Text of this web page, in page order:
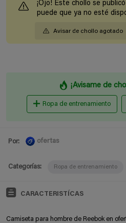
¡Ojo! Este chollo se
puede que ya no esté
Avisar de chollo agotado
¡Avisame de
Ropa de entrenamiento
Por: ofertas
Categorías: Ropa de entrenamiento
CARACTERISTÍCAS
Camiseta para hombre de Reebok en